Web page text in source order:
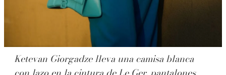
Ketevan Giorgadze lleva una camisa blanca